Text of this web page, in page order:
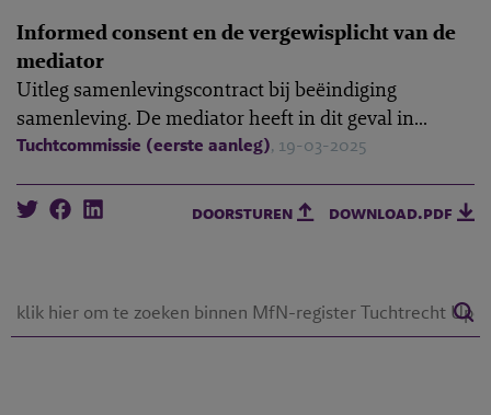
Informed consent en de vergewisplicht van de
mediator
Uitleg samenlevingscontract bij beëindiging
samenleving. De mediator heeft in dit geval in...
Tuchtcommissie (eerste aanleg), 19-03-2025
doorsturen download.pdf